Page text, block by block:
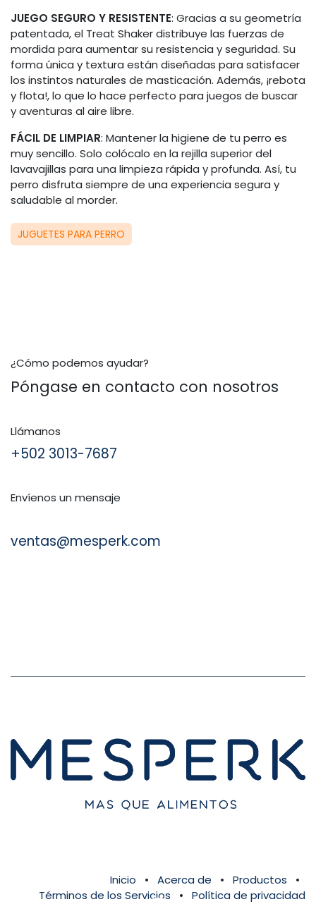
JUEGO SEGURO Y RESISTENTE: Gracias a su geometría
patentada, el Treat Shaker distribuye las fuerzas de
mordida para aumentar su resistencia y seguridad. Su
forma única y textura están diseñadas para satisfacer
los instintos naturales de masticación. Además, ¡rebota
y flota!, lo que lo hace perfecto para juegos de buscar
y aventuras al aire libre.
FÁCIL DE LIMPIAR: Mantener la higiene de tu perro es
muy sencillo. Solo colócalo en la rejilla superior del
lavavajillas para una limpieza rápida y profunda. Así, tu
perro disfruta siempre de una experiencia segura y
saludable al morder.
JUGUETES PARA PERRO
¿Cómo podemos ayudar?
Póngase en contacto con nosotros
Llámanos
+502 3013-7687
Envíenos un mensaje
ventas@mesperk.com
Inicio • Acerca de • Productos
•
Términos de los Servicios
• Política de privacidad